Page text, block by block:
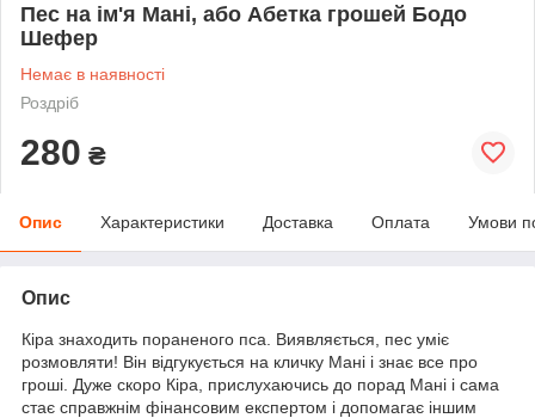
Пес на ім'я Мані, або Абетка грошей Бодо
Шефер
Немає в наявності
Роздріб
280 ₴
Опис Характеристики Доставка Оплата Умови
Опис
Кіра знаходить пораненого пса. Виявляється, пес уміє
розмовляти! Він відгукується на кличку Мані і знає все про
гроші. Дуже скоро Кіра, прислухаючись до порад Мані і сама
стає справжнім фінансовим експертом і допомагає іншим